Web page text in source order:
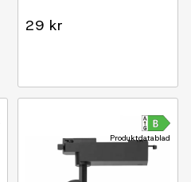
29 kr
Produktdatablad